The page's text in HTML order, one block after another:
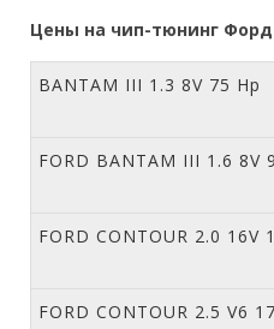
Цены на чип-тюнинг Форд
BANTAM III 1.3 8V 75 Hp
FORD BANTAM III 1.6 8V
FORD CONTOUR 2.0 16V
FORD CONTOUR 2.5 V6